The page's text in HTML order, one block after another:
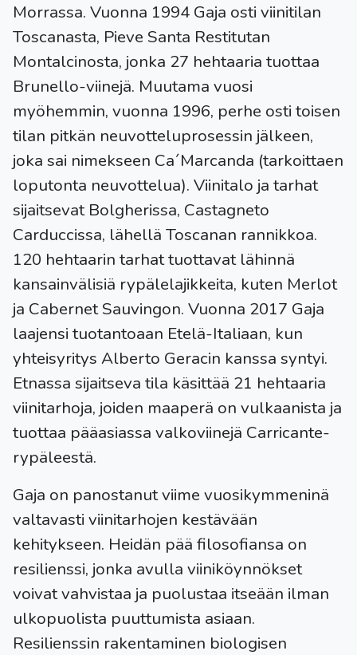
Morrassa. Vuonna 1994 Gaja osti viinitilan
Toscanasta, Pieve Santa Restitutan
Montalcinosta, jonka 27 hehtaaria tuottaa
Brunello-viinejä. Muutama vuosi
myöhemmin, vuonna 1996, perhe osti toisen
tilan pitkän neuvotteluprosessin jälkeen,
joka sai nimekseen Ca´Marcanda (tarkoittaen
loputonta neuvottelua). Viinitalo ja tarhat
sijaitsevat Bolgherissa, Castagneto
Carduccissa, lähellä Toscanan rannikkoa.
120 hehtaarin tarhat tuottavat lähinnä
kansainvälisiä rypälelajikkeita, kuten Merlot
ja Cabernet Sauvingon. Vuonna 2017 Gaja
laajensi tuotantoaan Etelä-Italiaan, kun
yhteisyritys Alberto Geracin kanssa syntyi.
Etnassa sijaitseva tila käsittää 21 hehtaaria
viinitarhoja, joiden maaperä on vulkaanista ja
tuottaa pääasiassa valkoviinejä Carricante-
rypäleestä.
Gaja on panostanut viime vuosikymmeninä
valtavasti viinitarhojen kestävään
kehitykseen. Heidän pää filosofiansa on
resilienssi, jonka avulla viiniköynnökset
voivat vahvistaa ja puolustaa itseään ilman
ulkopuolista puuttumista asiaan.
Resilienssin rakentaminen biologisen